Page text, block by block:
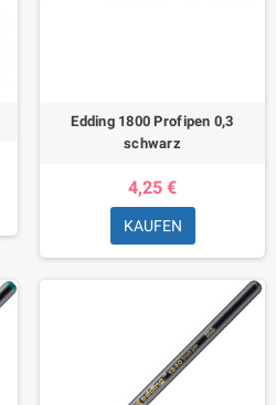
Edding 1800 Profipen 0,3
schwarz
4,25 €
KAUFEN